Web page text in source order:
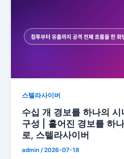
스텔라사이버
수십 개 경보를 하나의
구성 | 흩어진 경보를 하
로, 스텔라사이버
admin/2026-07-18